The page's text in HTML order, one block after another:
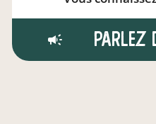
Parlez